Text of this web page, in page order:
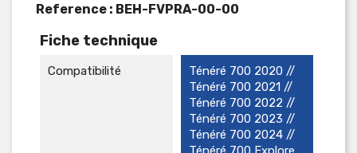
Reference : BEH-FVPRA-00-00
Fiche technique
Compatibilité
Ténéré 700 2020 //
Ténéré 700 2021 //
Ténéré 700 2022 //
Ténéré 700 2023 //
Ténéré 700 2024 //